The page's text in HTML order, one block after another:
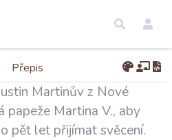
Přepis
Martinův z Nové
papeže Martina V., aby
pět let přijímat svěcení.